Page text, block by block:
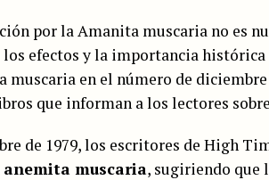
por la Amanita muscaria no es
efectos y la importancia
muscaria en el número de
que informan a los lectores
de 1979, los escritores de High
anemita muscaria, sugiriendo que